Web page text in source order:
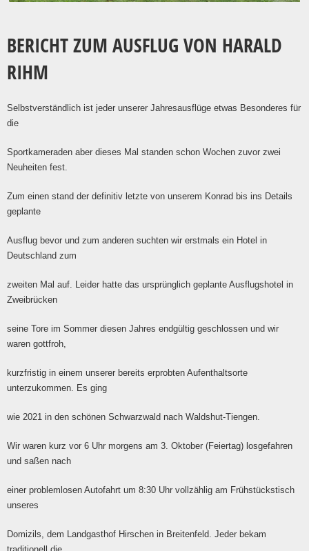
BERICHT ZUM AUSFLUG VON HARALD
RIHM
Selbstverständlich ist jeder unserer Jahresausflüge etwas Besonderes für
die
Sportkameraden aber dieses Mal standen schon Wochen zuvor zwei
Neuheiten fest.
Zum einen stand der definitiv letzte von unserem Konrad bis ins Details
geplante
Ausflug bevor und zum anderen suchten wir erstmals ein Hotel in
Deutschland zum
zweiten Mal auf. Leider hatte das ursprünglich geplante Ausflugshotel in
Zweibrücken
seine Tore im Sommer diesen Jahres endgültig geschlossen und wir
waren gottfroh,
kurzfristig in einem unserer bereits erprobten Aufenthaltsorte
unterzukommen. Es ging
wie 2021 in den schönen Schwarzwald nach Waldshut-Tiengen.
Wir waren kurz vor 6 Uhr morgens am 3. Oktober (Feiertag) losgefahren
und saßen nach
einer problemlosen Autofahrt um 8:30 Uhr vollzählig am Frühstückstisch
unseres
Domizils, dem Landgasthof Hirschen in Breitenfeld. Jeder bekam